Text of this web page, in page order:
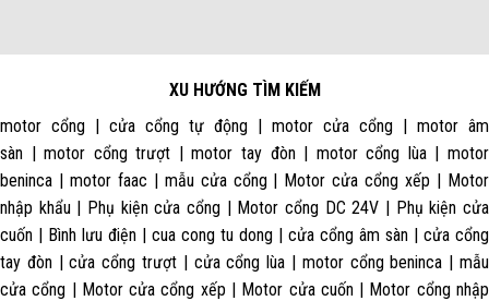
XU HƯỚNG TÌM KIẾM
motor cổng | cửa cổng tự động | motor cửa cổng | motor âm
sàn | motor cổng trượt | motor tay đòn | motor cổng lùa | motor
beninca | motor faac | mẫu cửa cổng | Motor cửa cổng xếp | Motor
nhập khẩu | Phụ kiện cửa cổng | Motor cổng DC 24V | Phụ kiện cửa
cuốn | Bình lưu điện | cua cong tu dong | cửa cổng âm sàn | cửa cổng
tay đòn | cửa cổng trượt | cửa cổng lùa | motor cổng beninca | mẫu
cửa cổng | Motor cửa cổng xếp | Motor cửa cuốn | Motor cổng nhập